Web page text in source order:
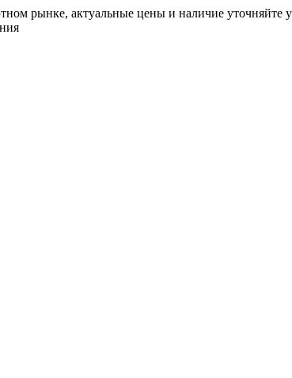
рынке, актуальные цены и наличие уточняйте